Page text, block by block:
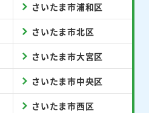
さいたま市浦和区
さいたま市北区
さいたま市大宮区
さいたま市中央区
さいたま市西区